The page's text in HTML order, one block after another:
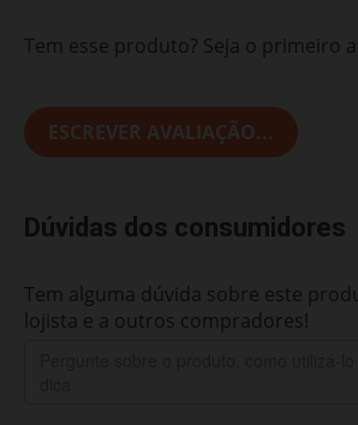
Tem esse produto? Seja o primeiro
ESCREVER AVALIAÇÃO...
Dúvidas dos consumidores
Tem alguma dúvida sobre este
lojista e a outros compradores!